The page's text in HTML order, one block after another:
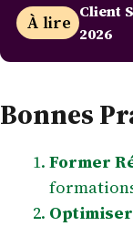
À lire Client
2026
Bonnes
Former